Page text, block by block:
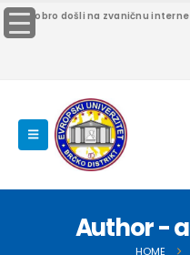
Dobro došli na zvaničnu
Author -
HOME